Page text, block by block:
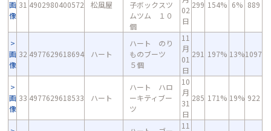
画
像
31 4902980400572 松風屋
子ボックスツ
ムツム １０
個
02
日
299 154% 6% 889
画
像
32 4977629618694 ハート
ハート のり
ものブーツ
５個
11
月
01
日
291 197% 13%1097
画
像
33 4977629618533 ハート
ハート ハロ
ーキティブー
ツ
10
月
31
日
285 171% 19% 922
11